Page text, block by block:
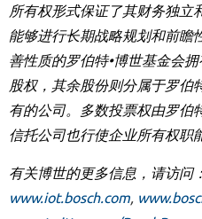
所有权形式保证了其财务独立
能够进行长期战略规划和前瞻
善性质的罗伯特•博世基金会
股权，其余股份则分属于罗伯
有的公司。多数投票权由罗伯
信托公司也行使企业所有权职
有关博世的更多信息，请访问：
www.iot.bosch.com,